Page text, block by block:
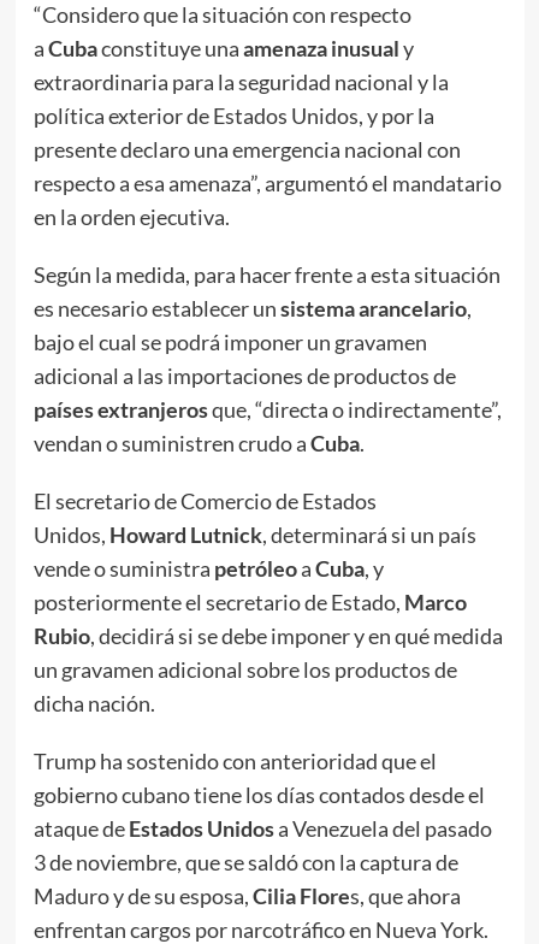
“Considero que la situación con respecto
aCubaconstituye unaamenaza inusualy
extraordinaria para la seguridad nacional y la
política exterior de Estados Unidos, y por la
presente declaro una emergencia nacional con
respecto a esa amenaza”, argumentó el mandatario
en la orden ejecutiva.
Según la medida, para hacer frente a esta situación
es necesario establecer unsistema arancelario,
bajo el cual se podrá imponer un gravamen
adicional a las importaciones de productos de
países extranjerosque, “directa o indirectamente”,
vendan o suministren crudo aCuba.
El secretario de Comercio de Estados
Unidos, Howard Lutnick, determinará si un país
vende o suministra petróleoaCuba, y
posteriormente el secretario de Estado, Marco
Rubio, decidirá si se debe imponer y en qué medida
un gravamen adicional sobre los productos de
dicha nación.
Trump ha sostenido con anterioridad que el
gobierno cubano tiene los días contados desde el
ataque deEstados Unidosa Venezuela del pasado
3 de noviembre, que se saldó con la captura de
Maduro y de su esposa,Cilia Flores, que ahora
enfrentan cargos por narcotráfico en Nueva York.